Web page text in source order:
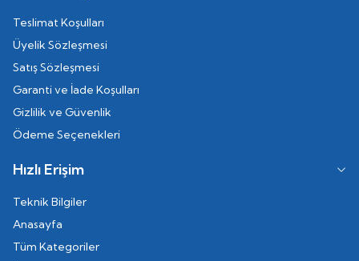
Teslimat Koşulları
Üyelik Sözleşmesi
Satış Sözleşmesi
Garanti ve İade Koşulları
Gizlilik ve Güvenlik
Ödeme Seçenekleri
Hızlı Erişim
Teknik Bilgiler
Anasayfa
Tüm Kategoriler